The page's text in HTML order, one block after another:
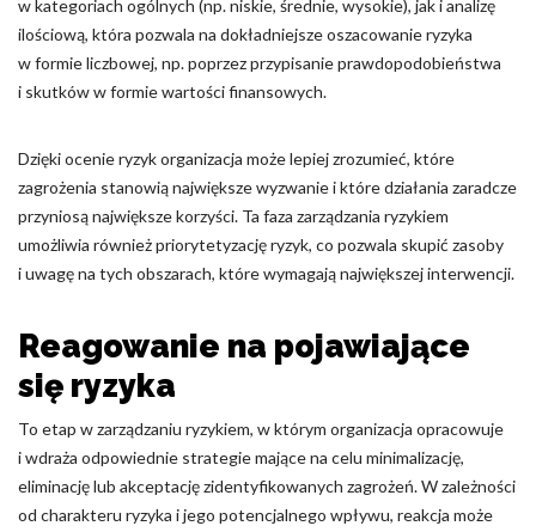
w kategoriach ogólnych (np. niskie, średnie, wysokie), jak i analizę
ilościową, która pozwala na dokładniejsze oszacowanie ryzyka
w formie liczbowej, np. poprzez przypisanie prawdopodobieństwa
i skutków w formie wartości finansowych.
Dzięki ocenie ryzyk organizacja może lepiej zrozumieć, które
zagrożenia stanowią największe wyzwanie i które działania zaradcze
przyniosą największe korzyści. Ta faza zarządzania ryzykiem
umożliwia również priorytetyzację ryzyk, co pozwala skupić zasoby
i uwagę na tych obszarach, które wymagają największej interwencji.
Reagowanie na pojawiające
się ryzyka
To etap w zarządzaniu ryzykiem, w którym organizacja opracowuje
i wdraża odpowiednie strategie mające na celu minimalizację,
eliminację lub akceptację zidentyfikowanych zagrożeń. W zależności
od charakteru ryzyka i jego potencjalnego wpływu, reakcja może